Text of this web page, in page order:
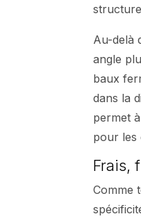
Au-delà
angle
baux
dans la
permet
pour les
Frais,
Comme